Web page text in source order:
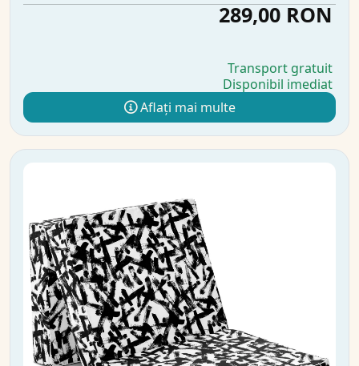
289,00 RON
Transport gratuit
Disponibil imediat
Aflați mai multe